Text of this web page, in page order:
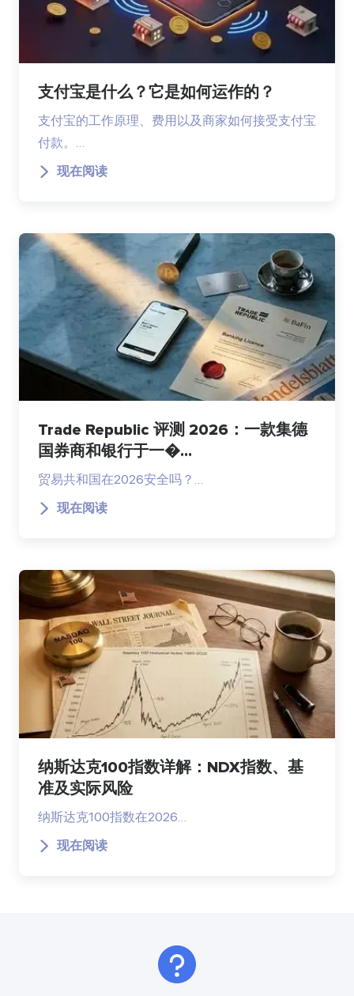
支付宝是什么？它是如何运作的？
支付宝的工作原理、费用以及商家如何接受支付宝
付款。…
现在阅读
Trade Republic 评测 2026：一款集德
国券商和银行于一�...
贸易共和国在2026安全吗？…
现在阅读
纳斯达克100指数详解：NDX指数、基
准及实际风险
纳斯达克100指数在2026…
现在阅读